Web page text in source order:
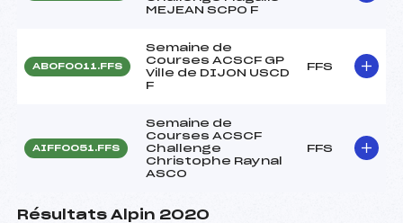
MEJEAN SCPO F
ABOF0011.FFS
Semaine de
Courses ACSCF GP
Ville de DIJON USCD
F
FFS
AIFF0051.FFS
Semaine de
Courses ACSCF
Challenge
Christophe Raynal
ASCO
FFS
Résultats Alpin 2020